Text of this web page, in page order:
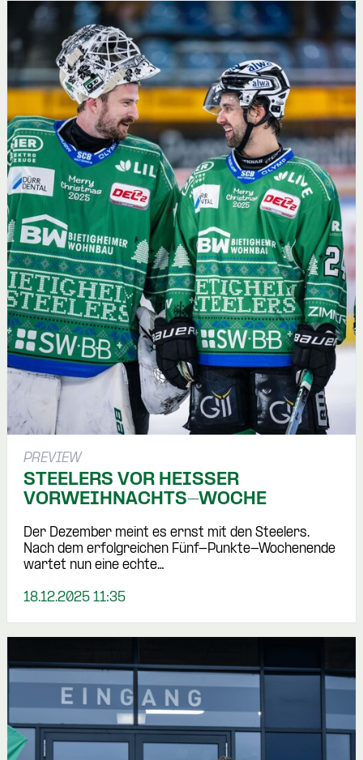
PREVIEW
STEELERS VOR HEISSER V
ORWEIHNACHTS-WOCHE
Der Dezember meint es ernst mit den Steelers.
Nach dem erfolgreichen Fünf-Punkte-Wochenende
wartet nun eine echte…
18.12.2025 11:35